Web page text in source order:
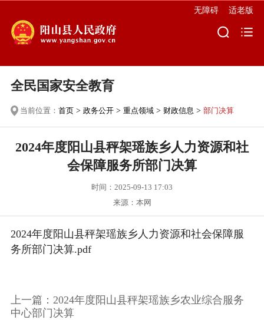
无障碍 适老版
全民国家安全教育
当前位置： 首页> 政务公开> 重点领域> 财政信息 > 部门决算
2024年度阳山县秤架瑶族乡人力资源和社
会保障服务所部门决算
时间：2025-09-13 17:03
来源：本网
2024年度阳山县秤架瑶族乡人力资源和社会保障服
务所部门决算.pdf
上一篇：2024年度阳山县秤架瑶族乡农业综合服务
中心部门决算